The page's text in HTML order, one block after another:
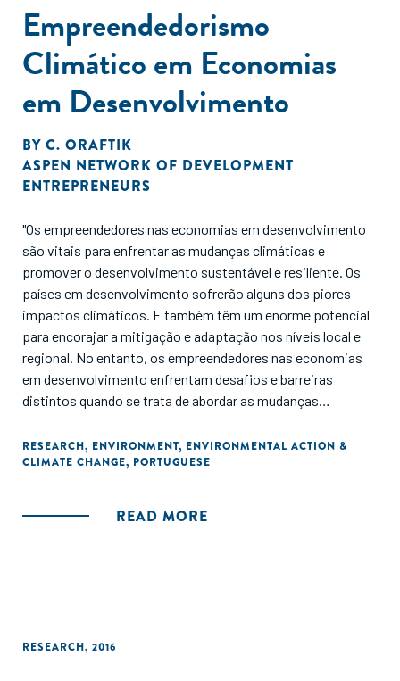
Empreendedorismo
Climático em Economias
em Desenvolvimento
BY C. ORAFTIK
ASPEN NETWORK OF DEVELOPMENT
ENTREPRENEURS
"Os empreendedores nas economias em desenvolvimento
são vitais para enfrentar as mudanças climáticas e
promover o desenvolvimento sustentável e resiliente. Os
países em desenvolvimento sofrerão alguns dos piores
impactos climáticos. E também têm um enorme potencial
para encorajar a mitigação e adaptação nos níveis local e
regional. No entanto, os empreendedores nas economias
em desenvolvimento enfrentam desafios e barreiras
distintos quando se trata de abordar as mudanças
geral da literatura atual sobre a interseção entre
empreendedores e ação climática, bem como um chamado
RESEARCH, ENVIRONMENT, ENVIRONMENTAL ACTION &
CLIMATE CHANGE, PORTUGUESE
READ MORE
RESEARCH, 2016